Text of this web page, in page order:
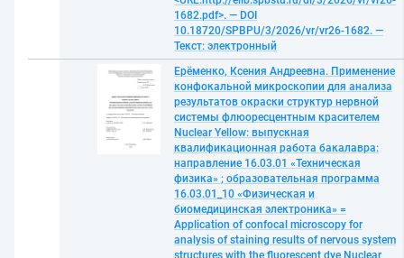
1682.pdf>. — DOI
10.18720/SPBPU/3/2026/vr/vr26-1682. —
Текст: электронный
Ерёменко, Ксения Андреевна. Применение
конфокальной микроскопии для анализа
результатов окраски структур нервной
системы флюоресцентным красителем
Nuclear Yellow: выпускная
квалификационная работа бакалавра:
направление 16.03.01 «Техническая
физика» ; образовательная программа
16.03.01_10 «Физическая и
биомедицинская электроника» =
Application of confocal microscopy for
analysis of staining results of nervous system
structures with the fluorescent dye Nuclear